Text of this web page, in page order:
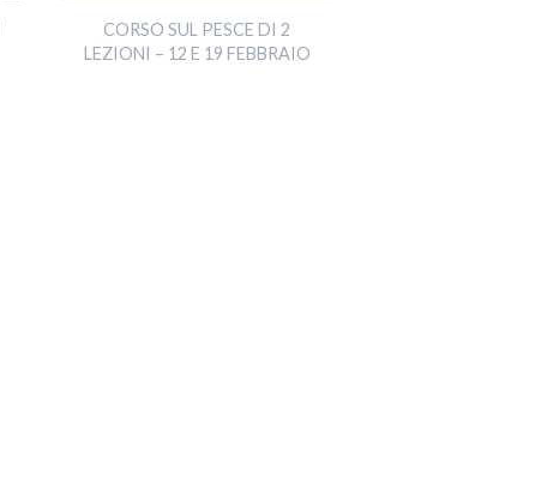
CORSO SUL PESCE DI 2
LEZIONI – 12 E 19 FEBBRAIO